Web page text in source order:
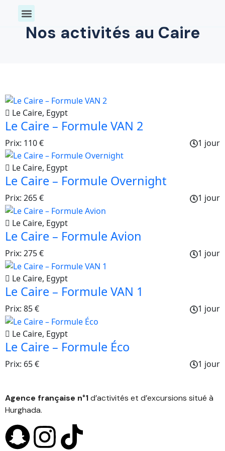
Nos activités au Caire
Le Caire, Egypt
Le Caire – Formule VAN 2
Prix: 110 € 1 jour
Le Caire, Egypt
Le Caire – Formule Overnight
Prix: 265 € 1 jour
Le Caire, Egypt
Le Caire – Formule Avion
Prix: 275 € 1 jour
Le Caire, Egypt
Le Caire – Formule VAN 1
Prix: 85 € 1 jour
Le Caire, Egypt
Le Caire – Formule Éco
Prix: 65 € 1 jour
Agence française n°1d’activités et d’excursions situé à
Hurghada.